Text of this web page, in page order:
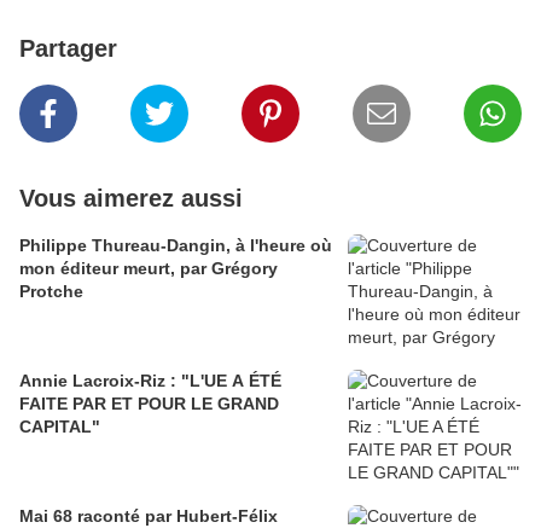
Partager
Vous aimerez aussi
Philippe Thureau-Dangin, à l'heure où
mon éditeur meurt, par Grégory
Protche
Annie Lacroix-Riz : "L'UE A ÉTÉ
FAITE PAR ET POUR LE GRAND
CAPITAL"
Mai 68 raconté par Hubert-Félix